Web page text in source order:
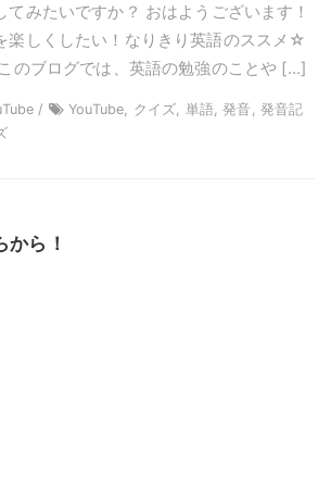
てみたいですか？ おはようございます！
楽しくしたい！なりきり英語のススメ☆
のブログでは、英語の勉強のことや […]
/
YouTube, クイズ, 単語, 発音, 発音記
から！